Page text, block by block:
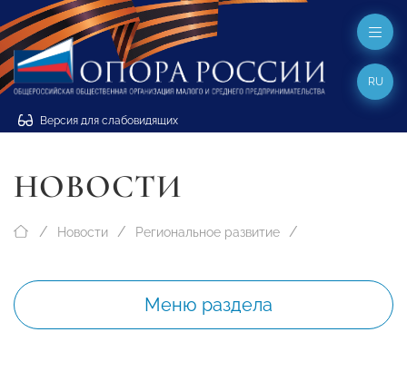
Версия для слабовидящих
RU
НОВОСТИ
Новости Региональное развитие
Меню раздела